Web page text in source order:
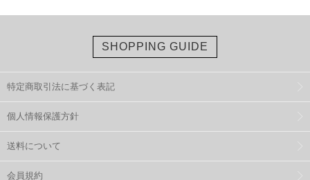
SHOPPING GUIDE
特定商取引法に基づく表記
個人情報保護方針
送料について
会員規約